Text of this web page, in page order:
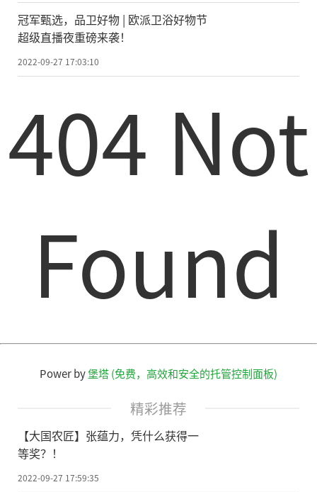
冠军甄选，品卫好物 | 欧派卫浴好物节
超级直播夜重磅来袭！
2022-09-27 17:03:10
404 Not
Found
Power by堡塔 (免费，高效和安全的托管控制面板)
精彩推荐
【大国农匠】张蕴力，凭什么获得一
等奖？！
2022-09-27 17:59:35